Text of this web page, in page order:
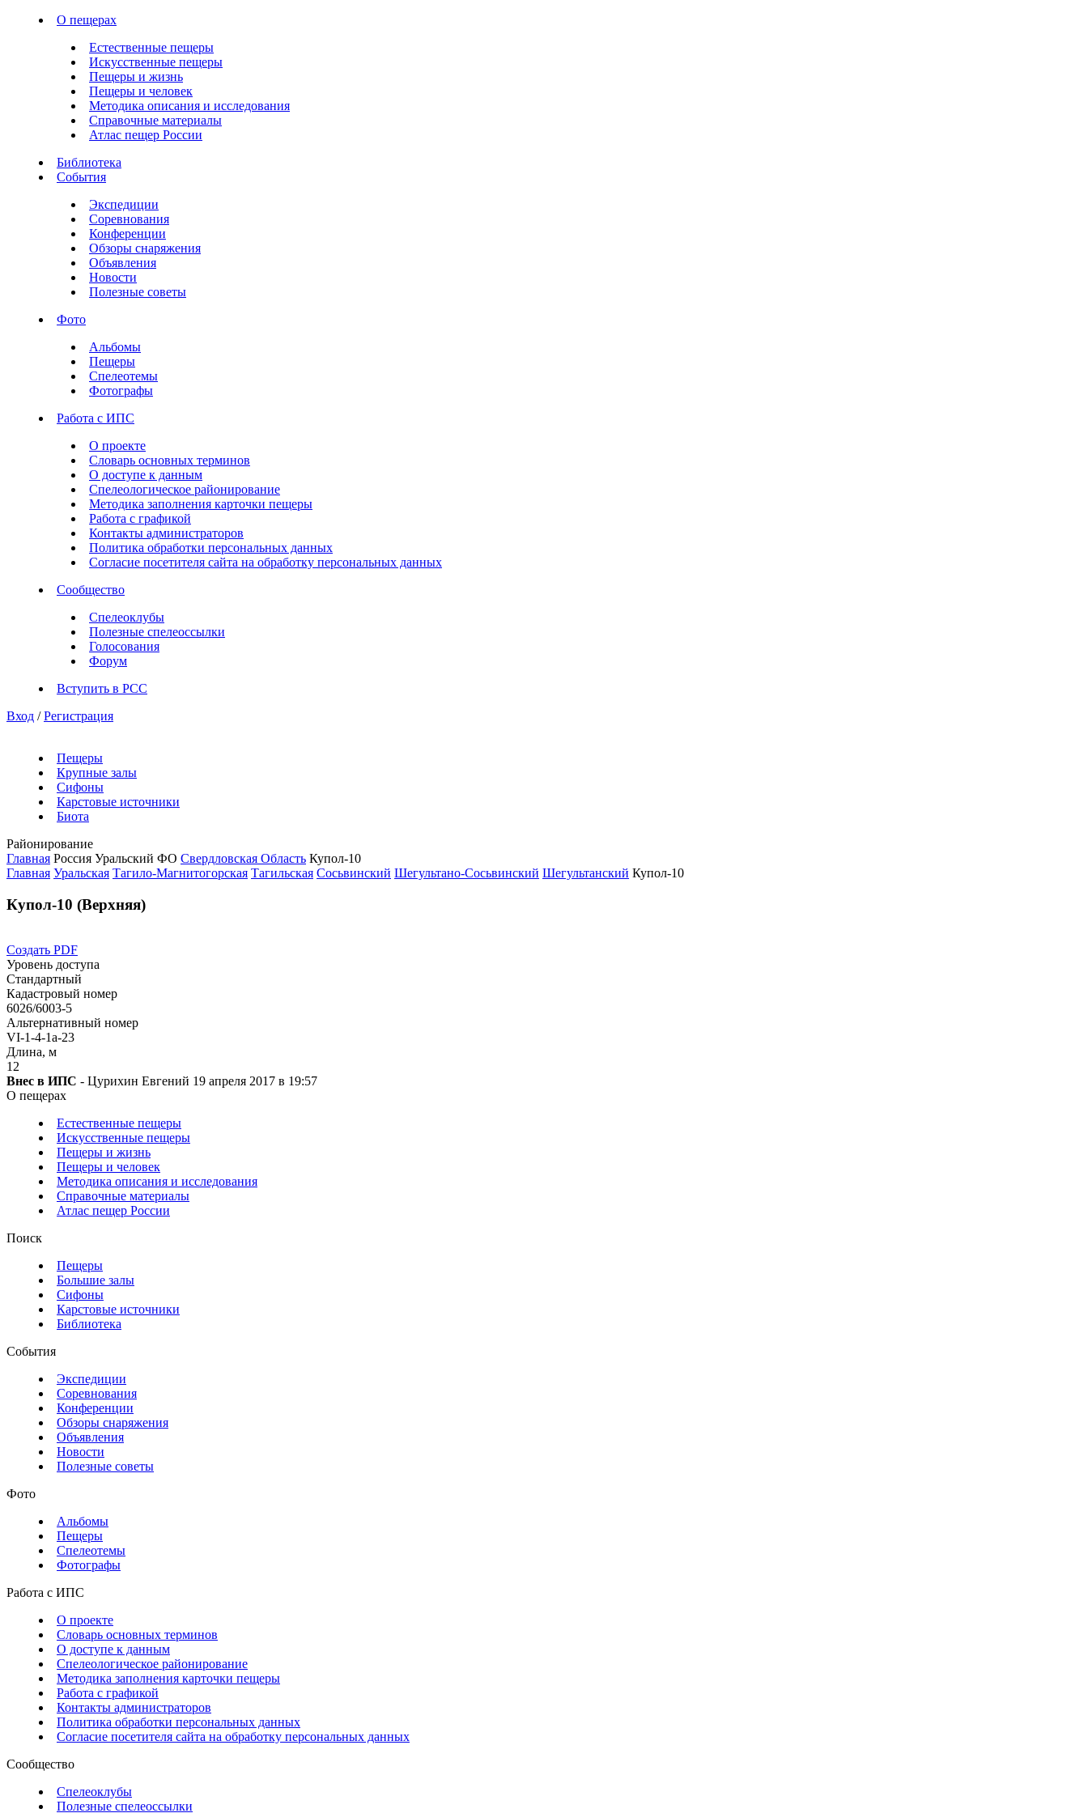
О пещерах
Естественные пещеры
Искусственные пещеры
Пещеры и жизнь
Пещеры и человек
Методика описания и исследования
Справочные материалы
Атлас пещер России
Библиотека
События
Экспедиции
Соревнования
Конференции
Обзоры снаряжения
Объявления
Новости
Полезные советы
Фото
Альбомы
Пещеры
Спелеотемы
Фотографы
Работа с ИПС
О проекте
Словарь основных терминов
О доступе к данным
Спелеологическое районирование
Методика заполнения карточки пещеры
Работа с графикой
Контакты администраторов
Политика обработки персональных данных
Согласие посетителя сайта на обработку персональных данных
Сообщество
Спелеоклубы
Полезные спелеоссылки
Голосования
Форум
Вступить в РСС
Вход / Регистрация
Пещеры
Крупные залы
Сифоны
Карстовые источники
Биота
Районирование
Главная Россия Уральский ФО Свердловская Область Купол-10
Главная Уральская Тагило-Магнитогорская Тагильская Сосьвинский Шегультано-Сосьвинский Шегультанский Купол-10
Купол-10 (Верхняя)
Создать PDF
Уровень доступа
Стандартный
Кадастровый номер
6026/6003-5
Альтернативный номер
VI-1-4-1а-23
Длина, м
12
Внес в ИПС - Цурихин Евгений 19 апреля 2017 в 19:57
О пещерах
Естественные пещеры
Искусственные пещеры
Пещеры и жизнь
Пещеры и человек
Методика описания и исследования
Справочные материалы
Атлас пещер России
Поиск
Пещеры
Большие залы
Сифоны
Карстовые источники
Библиотека
События
Экспедиции
Соревнования
Конференции
Обзоры снаряжения
Объявления
Новости
Полезные советы
Фото
Альбомы
Пещеры
Спелеотемы
Фотографы
Работа с ИПС
О проекте
Словарь основных терминов
О доступе к данным
Спелеологическое районирование
Методика заполнения карточки пещеры
Работа с графикой
Контакты администраторов
Политика обработки персональных данных
Согласие посетителя сайта на обработку персональных данных
Сообщество
Спелеоклубы
Полезные спелеоссылки